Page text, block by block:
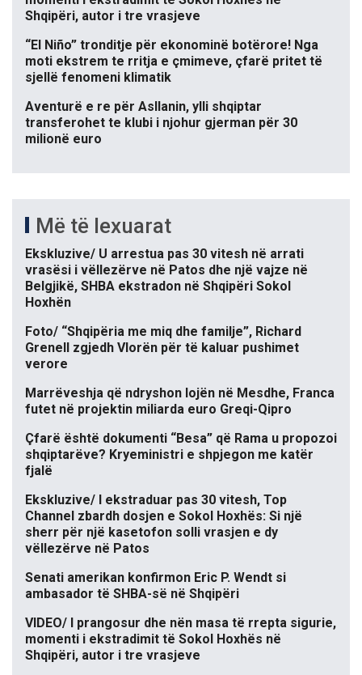
Shqipëri, autor i tre vrasjeve
“El Niño” tronditje për ekonominë botërore! Nga
moti ekstrem te rritja e çmimeve, çfarë pritet të
sjellë fenomeni klimatik
Aventurë e re për Asllanin, ylli shqiptar
transferohet te klubi i njohur gjerman për 30
milionë euro
Më të lexuarat
Ekskluzive/ U arrestua pas 30 vitesh në arrati
vrasësi i vëllezërve në Patos dhe një vajze në
Belgjikë, SHBA ekstradon në Shqipëri Sokol
Hoxhën
Foto/ “Shqipëria me miq dhe familje”, Richard
Grenell zgjedh Vlorën për të kaluar pushimet
verore
Marrëveshja që ndryshon lojën në Mesdhe, Franca
futet në projektin miliarda euro Greqi-Qipro
Çfarë është dokumenti “Besa” që Rama u propozoi
shqiptarëve? Kryeministri e shpjegon me katër
fjalë
Ekskluzive/ I ekstraduar pas 30 vitesh, Top
Channel zbardh dosjen e Sokol Hoxhës: Si një
sherr për një kasetofon solli vrasjen e dy
vëllezërve në Patos
Senati amerikan konfirmon Eric P. Wendt si
ambasador të SHBA-së në Shqipëri
VIDEO/ I prangosur dhe nën masa të rrepta sigurie,
momenti i ekstradimit të Sokol Hoxhës në
Shqipëri, autor i tre vrasjeve